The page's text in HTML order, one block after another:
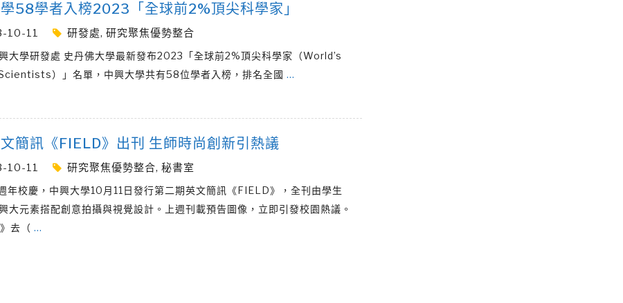
58學者入榜2023「全球前2%頂尖科學家」
10-11 研發處, 研究聚焦優勢整合
大學研發處 史丹佛大學最新發布2023「全球前2%頂尖科學家（World’s
）」名單，中興大學共有58位學者入榜，排名全國 …
簡訊《FIELD》出刊 生師時尚創新引熱議
10-11 研究聚焦優勢整合, 秘書室
年校慶，中興大學10月11日發行第二期英文簡訊《FIELD》，全刊由學生
大元素搭配創意拍攝與視覺設計。上週刊載預告圖像，立即引發校園熱議。
去（ …